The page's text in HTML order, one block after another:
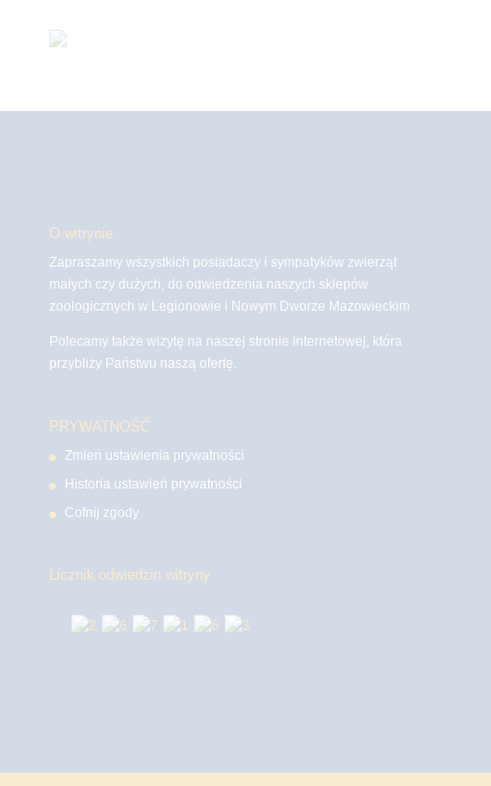
O witrynie
Zapraszamy wszystkich posiadaczy i sympatyków zwierząt
małych czy dużych, do odwiedzenia naszych sklepów
zoologicznych w Legionowie i Nowym Dworze Mazowieckim
Polecamy także wizytę na naszej stronie internetowej, która
przybliży Państwu naszą ofertę.
PRYWATNOŚĆ
Zmień ustawienia prywatności
Historia ustawień prywatności
Cofnij zgody
Licznik odwiedzin witryny